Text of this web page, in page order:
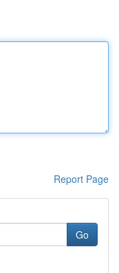
Report Page
Go